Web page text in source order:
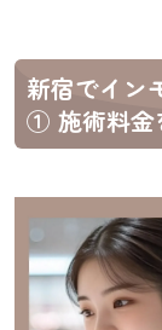
新宿でイン
① 施術料金